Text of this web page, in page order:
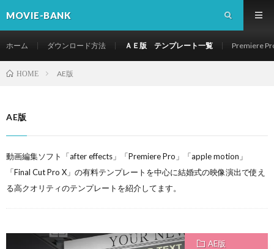
MOVIE-BANK
ホーム ダウンロード方法 ＡＥ版 テンプレート一覧 Premiere
HOME AE版
AE版
動画編集ソフト「after effects」「Premiere Pro」「apple motion」
「Final Cut Pro X」の有料テンプレートを中心に結婚式の映像演出で使え
る高クオリティのテンプレートを紹介してます。
AE版